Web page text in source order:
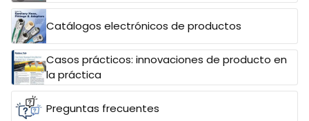
Catálogos electrónicos de productos
Casos prácticos: innovaciones de producto en
la práctica
Preguntas frecuentes